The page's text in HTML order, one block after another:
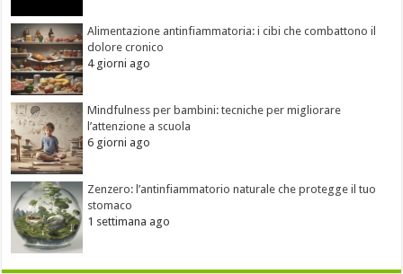
Alimentazione antinfiammatoria: i cibi che combattono il
dolore cronico
4 giorni ago
Mindfulness per bambini: tecniche per migliorare
l’attenzione a scuola
6 giorni ago
Zenzero: l’antinfiammatorio naturale che protegge il tuo
stomaco
1 settimana ago